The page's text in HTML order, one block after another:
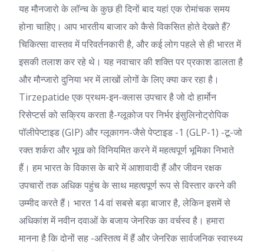
यह मौनजारो के लॉन्च के कुछ ही दिनों बाद यहां एक रोमांचक समय
होना चाहिए। आप भारतीय बाजार को कैसे विकसित होते देखते हैं?
चिकित्सा वास्तव में परिवर्तनकारी है, और कई लोग पहले से ही भारत में
इसकी तलाश कर रहे थे। यह नवाचार की शक्ति पर प्रकाश डालता है
और मौन्जारो दुनिया भर में लाखों लोगों के लिए क्या कर रहा है।
Tirzepatide एक प्रथम-इन-क्लास उपचार है जो दो हार्मोन
रिसेप्टर्स को सक्रिय करता है-ग्लूकोज पर निर्भर इंसुलिनोट्रोपिक
पॉलीपेप्टाइड (GIP) और ग्लूकागन-जैसे पेप्टाइड -1 (GLP-1) -टू-जो
रक्त शर्करा और भूख को विनियमित करने में महत्वपूर्ण भूमिका निभाते
हैं। हम भारत के विकास के बारे में आशावादी हैं और जीवन रक्षक
उपचारों तक अधिक पहुंच के साथ महत्वपूर्ण रूप से विस्तार करने की
उम्मीद करते हैं। भारत 14 वां सबसे बड़ा बाजार है, लेकिन इसमें से
अधिकांश में नवीन दवाओं के बजाय जेनरिक का वर्चस्व है। हमारा
मानना ​​है कि दोनों सह -अस्तित्व में हैं और जेनरिक सार्वजनिक स्वास्थ्य